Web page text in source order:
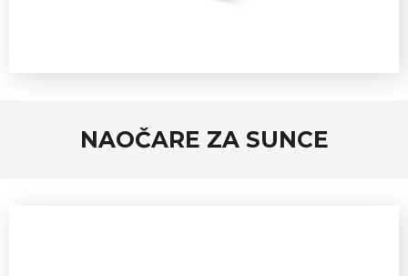
NAOČARE ZA SUNCE